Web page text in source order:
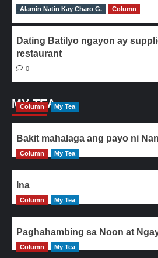
0
Alamin Natin Kay Charo G. Column
Dating Batilyo ngayon ay
restaurant
0
MY TEA
Column My Tea
Bakit mahalaga ang payo ni
Column My Tea
Ina
Column My Tea
Paghahambing sa Noon at
Column My Tea